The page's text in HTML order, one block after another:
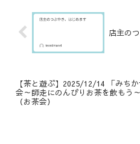
店主の
【茶と遊ぶ】2025/12/14 「みち
会～師走にのんびりお茶を飲もう～
（お茶会）